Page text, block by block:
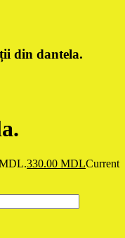
din dantela.
330.00 MDLCurrent